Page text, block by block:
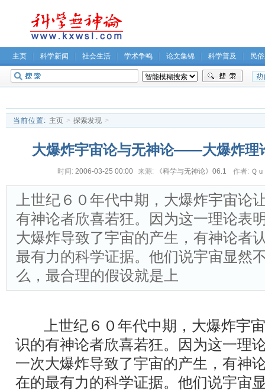
主页 科学新闻 社会生活 学术争鸣 论文集锦 科学普及 民
无神论坛
当前位置: 主页 > 探索发现 >
大爆炸宇宙论与无神论――大爆炸理
时间: 2006-03-25 00:00 来源: 《科学与无神论》06.1 作者: Ｑ
上世纪６０年代中期，大爆炸宇宙论
有神论者欣喜若狂。因为这一理论表
大爆炸导致了宇宙的产生，有神论者
最有力的科学证据。他们说宇宙显然
么，最合理的假设就是上
上世纪６０年代中期，大爆炸宇
识的有神论者欣喜若狂。因为这一理
一次大爆炸导致了宇宙的产生，有神
在的最有力的科学证据。他们说宇宙